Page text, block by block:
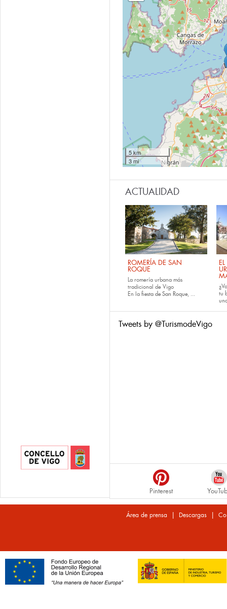
5 km
3 mi
ACTUALIDAD
ROMERÍA DE SAN
ROQUE
La romería urbana más
tradicional de Vigo
En la fiesta de San Roque, ...
tu
Tweets by @TurismodeVigo
Pinterest
Área de prensa | Descargas|